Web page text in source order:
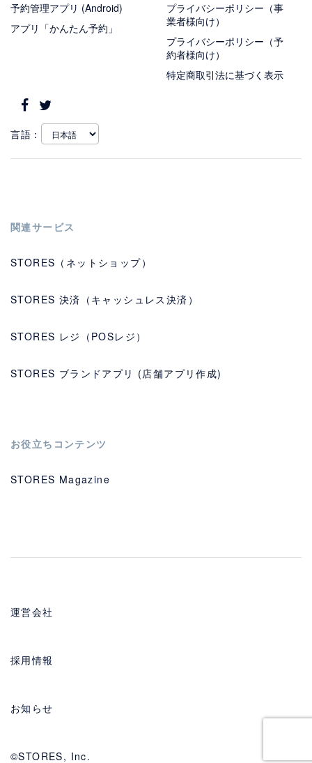
予約管理アプリ (Android)
アプリ「かんたん予約」
プライバシーポリシー（事
業者様向け）
プライバシーポリシー（予
約者様向け）
特定商取引法に基づく表示
言語：
関連サービス
STORES（ネットショップ）
STORES 決済（キャッシュレス決済）
STORES レジ（POSレジ）
STORES ブランドアプリ (店舗アプリ作成)
お役立ちコンテンツ
STORES Magazine
運営会社
採用情報
お知らせ
©STORES, Inc.